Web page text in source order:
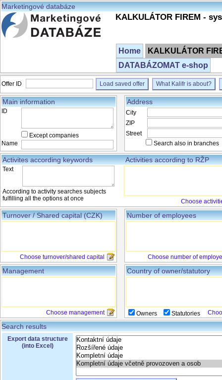
Marketingové databáze
KALKULÁTOR FIREM -
Home
KALKULÁTOR
DATABÁZOMAT e-shop
Offer ID Load saved offer What Kalifr is about?
Main information
ID
Except companies
Name
Address
City
ZIP
Street
Search also in branches
Activites according keywords Activities according to RŽP
Text
According to activity searches subjects
fulfilling all the options at once
Choose
Turnover / Shared capital (CZK)
Choose turnover/shared capital
Number of employees
Choose number of
Management
Choose management
Country of owner/statutory
Owners Statutories
Search results
Export data structure
(into Excel)